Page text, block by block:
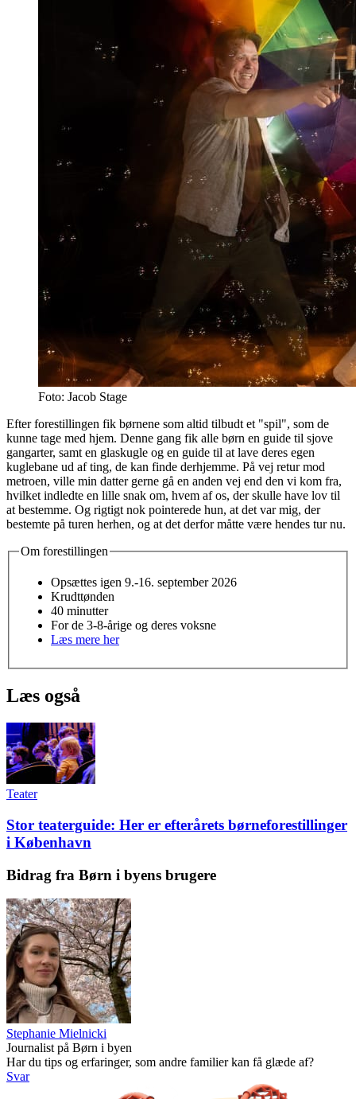
Foto: Jacob Stage
Efter forestillingen fik børnene som altid tilbudt et "spil", som de
kunne tage med hjem. Denne gang fik alle børn en guide til sjove
gangarter, samt en glaskugle og en guide til at lave deres egen
kuglebane ud af ting, de kan finde derhjemme. På vej retur mod
metroen, ville min datter gerne gå en anden vej end den vi kom fra,
hvilket indledte en lille snak om, hvem af os, der skulle have lov til
at bestemme. Og rigtigt nok pointerede hun, at det var mig, der
bestemte på turen herhen, og at det derfor måtte være hendes tur nu.
Om forestillingen
Opsættes igen 9.-16. september 2026
Krudttønden
40 minutter
For de 3-8-årige og deres voksne
Læs mere her
Læs også
Teater
Stor teaterguide: Her er efterårets børneforestillinger
i København
Bidrag fra Børn i byens brugere
Stephanie Mielnicki
Journalist på Børn i byen
Har du tips og erfaringer, som andre familier kan få glæde af?
Svar